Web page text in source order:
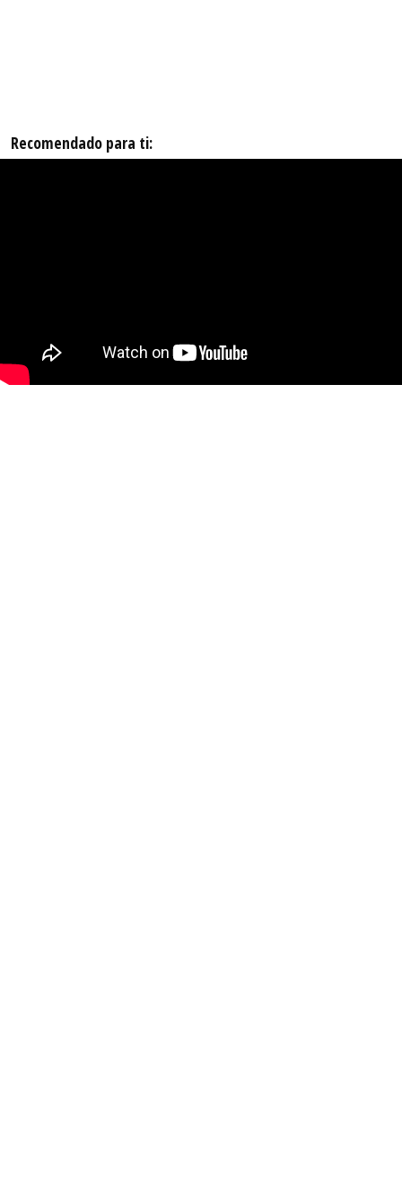
Recomendado para ti: